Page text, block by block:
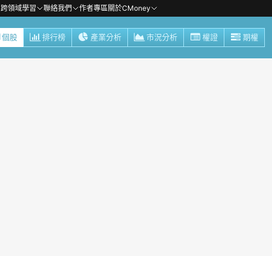
跨領域學習 聯絡我們 作者專區關於CMoney
個股 排行榜 產業分析 市況分析 權證 期權